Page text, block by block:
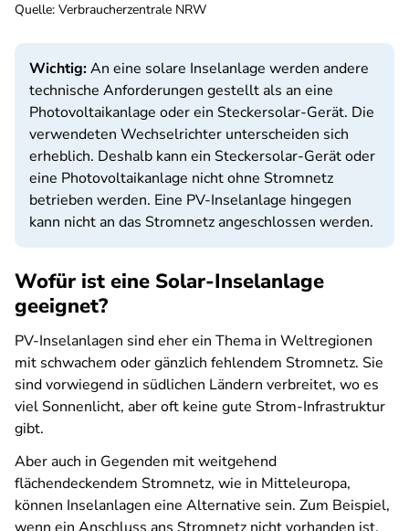
Quelle: Verbraucherzentrale NRW
Wichtig:An eine solare Inselanlage werden andere
technische Anforderungen gestellt als an eine
Photovoltaikanlage oder ein Steckersolar-Gerät. Die
verwendeten Wechselrichter unterscheiden sich
erheblich. Deshalb kann ein Steckersolar-Gerät oder
eine Photovoltaikanlage nicht ohne Stromnetz
betrieben werden. Eine PV-Inselanlage hingegen
kann nicht an das Stromnetz angeschlossen werden.
Wofür ist eine Solar-Inselanlage
geeignet?
PV-Inselanlagen sind eher ein Thema in Weltregionen
mit schwachem oder gänzlich fehlendem Stromnetz. Sie
sind vorwiegend in südlichen Ländern verbreitet, wo es
viel Sonnenlicht, aber oft keine gute Strom-Infrastruktur
gibt.
Aber auch in Gegenden mit weitgehend
flächendeckendem Stromnetz, wie in Mitteleuropa,
können Inselanlagen eine Alternative sein. Zum Beispiel,